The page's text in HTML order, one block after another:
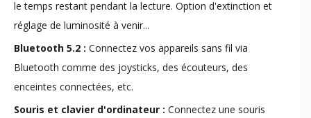
le temps restant pendant la lecture. Option d'extinction et
réglage de luminosité à venir...
Bluetooth 5.2 : Connectez vos appareils sans fil via
Bluetooth comme des joysticks, des écouteurs, des
enceintes connectées, etc.
Souris et clavier d'ordinateur : Connectez une souris